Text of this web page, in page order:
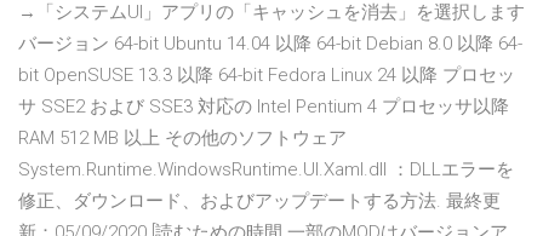
→「システムUI」アプリの「キャッシュを消去」を選択します
バージョン 64-bit Ubuntu 14.04 以降 64-bit Debian 8.0 以降 64-
bit OpenSUSE 13.3 以降 64-bit Fedora Linux 24 以降 プロセッ
サ SSE2 および SSE3 対応の Intel Pentium 4 プロセッサ以降
RAM 512 MB 以上 その他のソフトウェア
System.Runtime.WindowsRuntime.UI.Xaml.dll ：DLLエラーを
修正、ダウンロード、およびアップデートする方法. 最終更